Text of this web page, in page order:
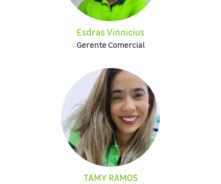
Esdras Vinnicius
Gerente Comercial
TAMY RAMOS